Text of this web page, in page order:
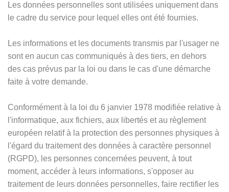
Les données personnelles sont utilisées uniquement dans
le cadre du service pour lequel elles ont été fournies.
Les informations et les documents transmis par l'usager ne
sont en aucun cas communiqués à des tiers, en dehors
des cas prévus par la loi ou dans le cas d'une démarche
faite à votre demande.
Conformément à la loi du 6 janvier 1978 modifiée relative à
l'informatique, aux fichiers, aux libertés et au règlement
européen relatif à la protection des personnes physiques à
l'égard du traitement des données à caractère personnel
(RGPD), les personnes concernées peuvent, à tout
moment, accéder à leurs informations, s'opposer au
traitement de leurs données personnelles, faire rectifier les